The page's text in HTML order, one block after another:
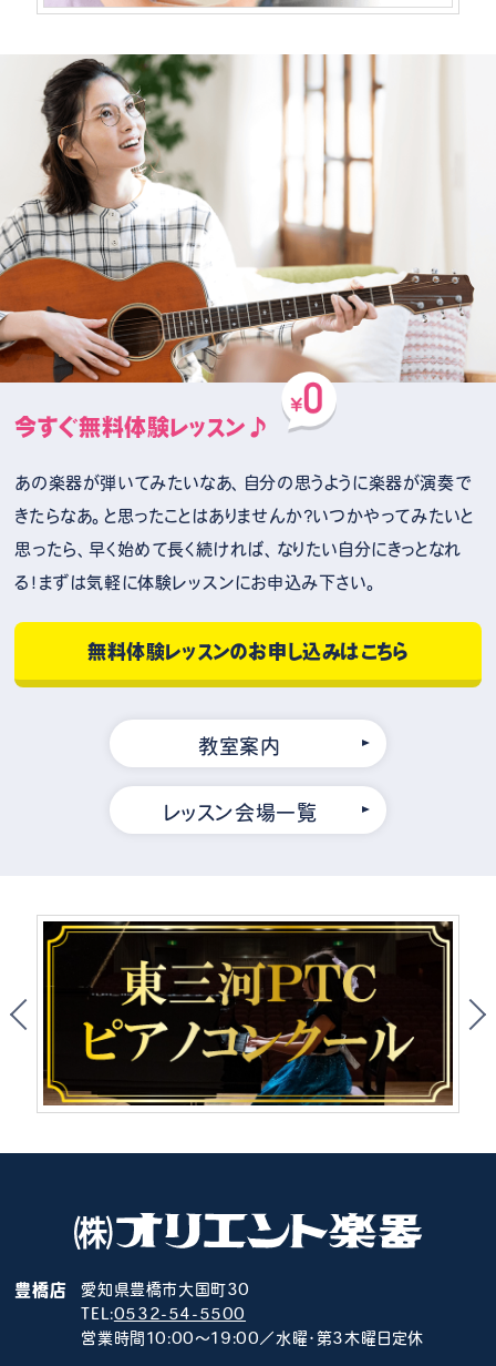
今すぐ無料体験レッスン♪
あの楽器が弾いてみたいなあ、自分の思うように楽器が演奏で
きたらなあ。と思ったことはありませんか？いつかやってみたいと
思ったら、早く始めて長く続ければ、なりたい自分にきっとなれ
る！まずは気軽に体験レッスンにお申込み下さい。
無料体験レッスンのお申し込みはこちら
教室案内
レッスン会場一覧
豊橋店
愛知県豊橋市大国町30
TEL:0532-54-5500
営業時間10:00～19:00／水曜･第3木曜日定休